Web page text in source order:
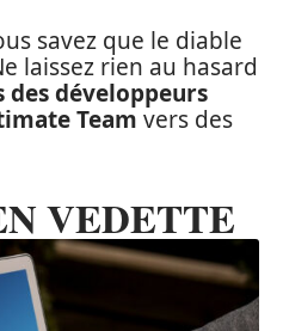
savez que le diable
laissez rien au hasard
des développeurs
Team vers des
VEDETTE